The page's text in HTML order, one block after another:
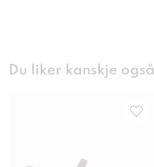
Du liker kanskje også